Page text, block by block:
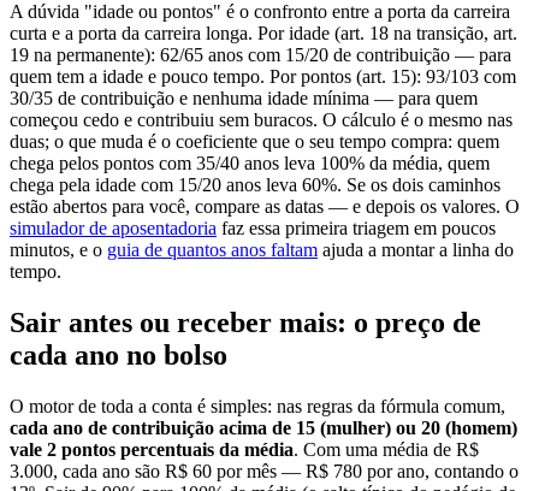
A dúvida "idade ou pontos" é o confronto entre a porta da carreira
curta e a porta da carreira longa. Por idade (art. 18 na transição, art.
19 na permanente): 62/65 anos com 15/20 de contribuição — para
quem tem a idade e pouco tempo. Por pontos (art. 15): 93/103 com
30/35 de contribuição e nenhuma idade mínima — para quem
começou cedo e contribuiu sem buracos. O cálculo é o mesmo nas
duas; o que muda é o coeficiente que o seu tempo compra: quem
chega pelos pontos com 35/40 anos leva 100% da média, quem
chega pela idade com 15/20 anos leva 60%. Se os dois caminhos
estão abertos para você, compare as datas — e depois os valores. O
simulador de aposentadoria faz essa primeira triagem em poucos
minutos, e o guia de quantos anos faltam ajuda a montar a linha do
tempo.
Sair antes ou receber mais: o preço de
cada ano no bolso
O motor de toda a conta é simples: nas regras da fórmula comum,
cada ano de contribuição acima de 15 (mulher) ou 20 (homem)
vale 2 pontos percentuais da média. Com uma média de R$
3.000, cada ano são R$ 60 por mês — R$ 780 por ano, contando o